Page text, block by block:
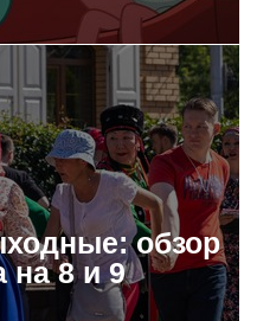
обзор
на 8 и 9